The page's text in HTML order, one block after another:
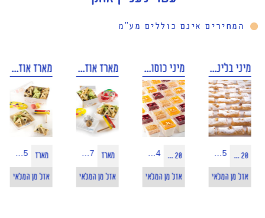
המחירים אינם כוללים מע"מ
מיני בלינצ'ס מתוק
20 יח' 185 ₪
אזל מן המלאי
מיני כוסות גבינה מסקרפונה וניל
20 יח' 184 ₪
אזל מן המלאי
מארז אוזני המן בינוני
מארז 67 ₪
אזל מן המלאי
מארז אוזני המן גדול
מארז 95 ₪
אזל מן המלאי